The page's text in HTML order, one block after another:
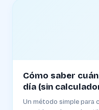
Cómo saber
día (sin
Un método simple para